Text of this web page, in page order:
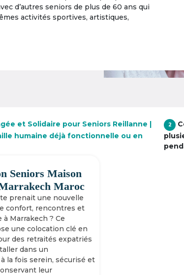
d’autres seniors de plus de 60 ans qui
activités sportives, artistiques,
et Solidaire pour Seniors Reillanne |
humaine déjà fonctionnelle ou en
Seniors Maison
Maroc
prenait une nouvelle
confort, rencontres et
Marrakech ? Ce
une colocation clé en
des retraités expatriés
dans un
la fois serein, sécurisé et
leur
2